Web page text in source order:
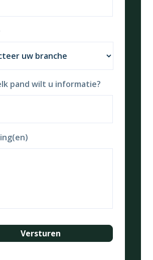
pand wilt u informatie?